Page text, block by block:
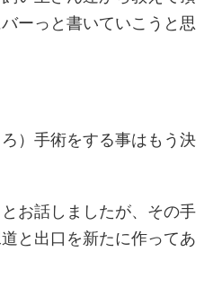
ーっと書いていこうと思
）手術をする事はもう決
お話しましたが、その手
と出口を新たに作ってあ